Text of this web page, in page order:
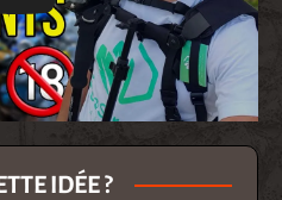
IDÉE ?